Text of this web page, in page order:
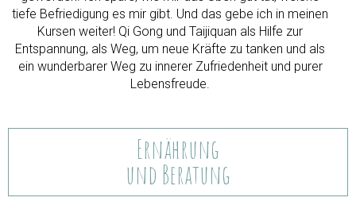
tiefe Befriedigung es mir gibt. Und das gebe ich in meinen
Kursen weiter! Qi Gong und Taijiquan als Hilfe zur
Entspannung, als Weg, um neue Kräfte zu tanken und als
ein wunderbarer Weg zu innerer Zufriedenheit und purer
Lebensfreude.
Ernährung
und Beratung